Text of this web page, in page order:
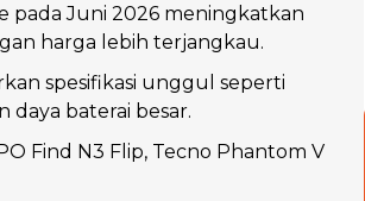
pada Juni 2026 meningkatkan
harga lebih terjangkau.
spesifikasi unggul seperti
daya baterai besar.
Find N3 Flip, Tecno Phantom V